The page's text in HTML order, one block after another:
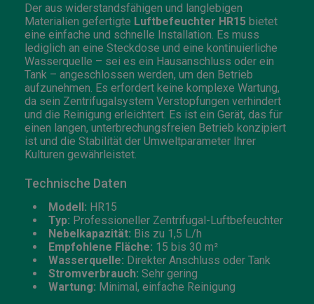
Der aus widerstandsfähigen und langlebigen
Materialien gefertigte Luftbefeuchter HR15 bietet
eine einfache und schnelle Installation. Es muss
lediglich an eine Steckdose und eine kontinuierliche
Wasserquelle – sei es ein Hausanschluss oder ein
Tank – angeschlossen werden, um den Betrieb
aufzunehmen. Es erfordert keine komplexe Wartung,
da sein Zentrifugalsystem Verstopfungen verhindert
und die Reinigung erleichtert. Es ist ein Gerät, das für
einen langen, unterbrechungsfreien Betrieb konzipiert
ist und die Stabilität der Umweltparameter Ihrer
Kulturen gewährleistet.
Technische Daten
Modell: HR15
Typ: Professioneller Zentrifugal-Luftbefeuchter
Nebelkapazität: Bis zu 1,5 L/h
Empfohlene Fläche: 15 bis 30 m²
Wasserquelle: Direkter Anschluss oder Tank
Stromverbrauch: Sehr gering
Wartung: Minimal, einfache Reinigung